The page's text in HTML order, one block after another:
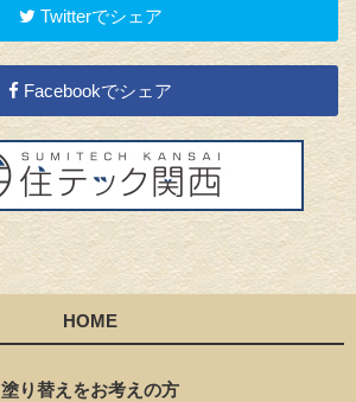
Twitterでシェア
Facebookでシェア
HOME
塗り替えをお考えの方